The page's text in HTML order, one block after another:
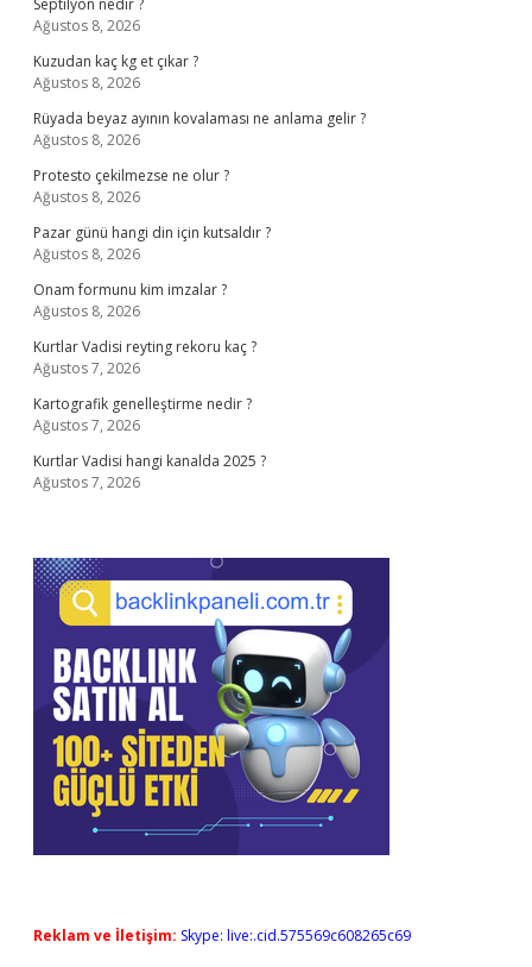
Septilyon nedir ?
Ağustos 8, 2026
Kuzudan kaç kg et çıkar ?
Ağustos 8, 2026
Rüyada beyaz ayının kovalaması ne anlama gelir ?
Ağustos 8, 2026
Protesto çekilmezse ne olur ?
Ağustos 8, 2026
Pazar günü hangi din için kutsaldır ?
Ağustos 8, 2026
Onam formunu kim imzalar ?
Ağustos 8, 2026
Kurtlar Vadisi reyting rekoru kaç ?
Ağustos 7, 2026
Kartografik genelleştirme nedir ?
Ağustos 7, 2026
Kurtlar Vadisi hangi kanalda 2025 ?
Ağustos 7, 2026
Reklam ve İletişim: Skype: live:.cid.575569c608265c69